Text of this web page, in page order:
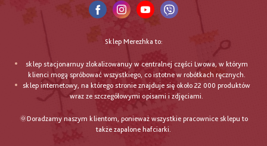
Sklep Merezhka to:
sklep stacjonarnuy zlokalizowanuy w centralnej części Lwowa, w którym
klienci mogą spróbować wszystkiego, co istotne w robótkach ręcznych.
sklep internetowy, na którego stronie znajduje się około 22 000 produktów
wraz ze szczegółowymi opisami i zdjęciami.
🌞Doradzamy naszym klientom, ponieważ wszystkie pracownice sklepu to
także zapalone hafciarki.